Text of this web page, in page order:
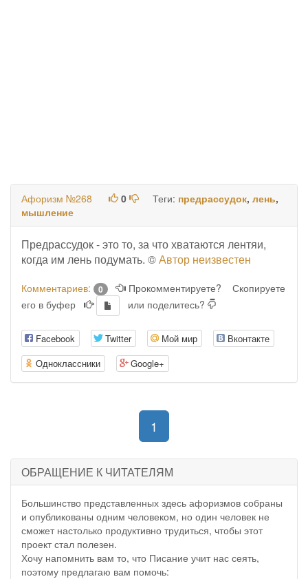
Афоризм №268 0 Теги: предрассудок, лень,
мышление
Предрассудок - это то, за что хватаются лентяи,
когда им лень подумать. ©Автор неизвестен
Комментариев: 0 Прокомментируете?
Скопируете
его в буфер
или поделитесь?
Facebook Twitter Мой мир
Вконтакте
Одноклассники
Google+
1
ОБРАЩЕНИЕ К ЧИТАТЕЛЯМ
Большинство представленных здесь афоризмов собраны
и опубликованы одним человеком, но один человек не
сможет настолько продуктивно трудиться, чтобы этот
проект стал полезен.
Хочу напомнить вам то, что Писание учит нас сеять,
поэтому предлагаю вам помочь: